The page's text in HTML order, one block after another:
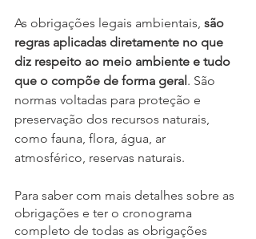
As obrigações legais ambientais, são
regras aplicadas diretamente no que
diz respeito ao meio ambiente e tudo
que o compõe de forma geral. São
normas voltadas para proteção e
preservação dos recursos naturais,
como fauna, flora, água, ar
atmosférico, reservas naturais.
Para saber com mais detalhes sobre as
obrigações e ter o cronograma
completo de todas as obrigações